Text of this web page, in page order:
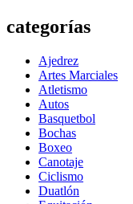
categorías
Ajedrez
Artes Marciales
Atletismo
Autos
Basquetbol
Bochas
Boxeo
Canotaje
Ciclismo
Duatlón